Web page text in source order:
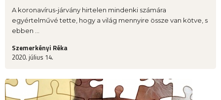
A koronavírus-járvány hirtelen mindenki számára
egyértelművé tette, hogy a világ mennyire össze van kötve, s
ebben ...
Szemerkényi Réka
2020. július 14.